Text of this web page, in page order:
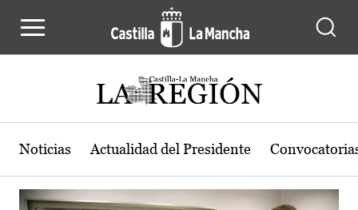
Actualidad de la región de Castilla-
Noticias Actualidad del Presidente